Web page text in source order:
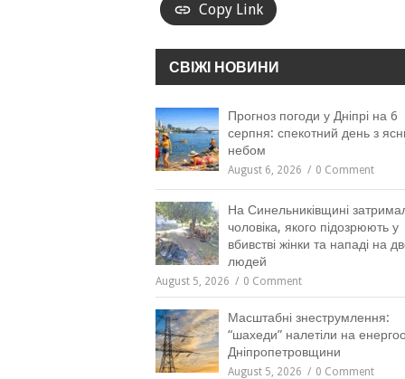
Copy Link
СВІЖІ НОВИНИ
Прогноз погоди у Дніпрі на 6
серпня: спекотний день з
небом
August 6, 2026 0 Comment
На Синельниківщині
чоловіка, якого підозрюють у
вбивстві жінки та нападі на
людей
August 5, 2026 0 Comment
Масштабні знеструмлення:
“шахеди” налетіли на
Дніпропетровщини
August 5, 2026 0 Comment